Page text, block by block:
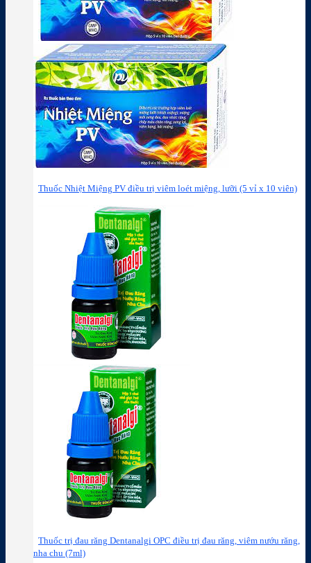
Thuốc Nhiệt Miệng PV điều trị viêm loét miệng, lưỡi (5 vỉ x 10 viên)
Thuốc trị đau răng Dentanalgi OPC điều trị đau răng, viêm nướu răng,
nha chu (7ml)